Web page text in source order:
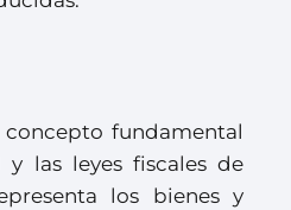
fundamental
las leyes fiscales de
los bienes y